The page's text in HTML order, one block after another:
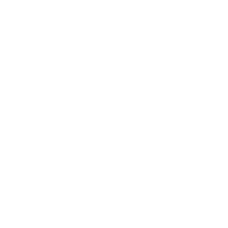
させていただ
了承ください。
き作成されるも
ようお願いしま
です。
ありません。
ず変更すること
1000ppm以下、
下、フタル酸ジブチ
ない年数を意
貨物等」とい
可)を取得する
要な手段を講じ
ムロン制御